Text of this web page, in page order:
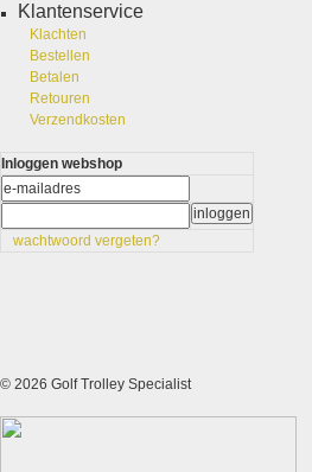
Klantenservice
Klachten
Bestellen
Betalen
Retouren
Verzendkosten
Inloggen webshop
wachtwoord vergeten?
© 2026 Golf Trolley Specialist